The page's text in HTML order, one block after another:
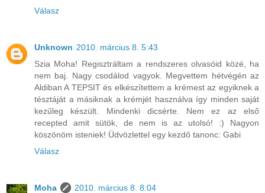
Válasz
Unknown 2010. március 8. 5:43
Szia Moha! Regisztráltam a rendszeres olvasóid közé, ha
nem baj. Nagy csodálod vagyok. Megvettem hétvégén az
Aldiban A TEPSIT és elkészítettem a krémest az egyiknek a
tésztáját a másiknak a krémjét használva így minden saját
kezűleg készült. Mindenki dicsérte. Nem ez az első
recepted amit sütök, de nem is az utolsó! :) Nagyon
köszönöm isteniek! Üdvözlettel egy kezdő tanonc: Gabi
Válasz
Moha
2010. március 8. 8:04